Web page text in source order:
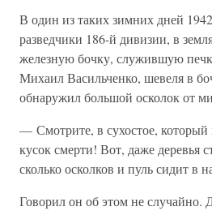
В один из таких зимних дней
разведчики 186-й дивизии, в
железную бочку, служившую
Михаил Васильченко, шевеля в
обнаружил большой осколок от
— Смотрите, в сухостое,
кусок смерти! Вот, даже деревья
сколько осколков и пуль сидит в
Говорил он об этом не случайно.